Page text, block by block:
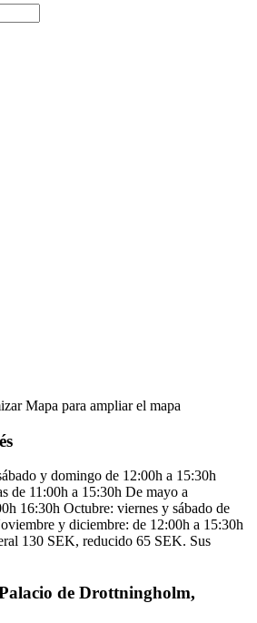
para ampliar el mapa
y domingo de 12:00h a 15:30h
de 11:00h a 15:30h De mayo a
16:30h Octubre: viernes y sábado de
y diciembre: de 12:00h a 15:30h
130 SEK, reducido 65 SEK. Sus
de Drottningholm,